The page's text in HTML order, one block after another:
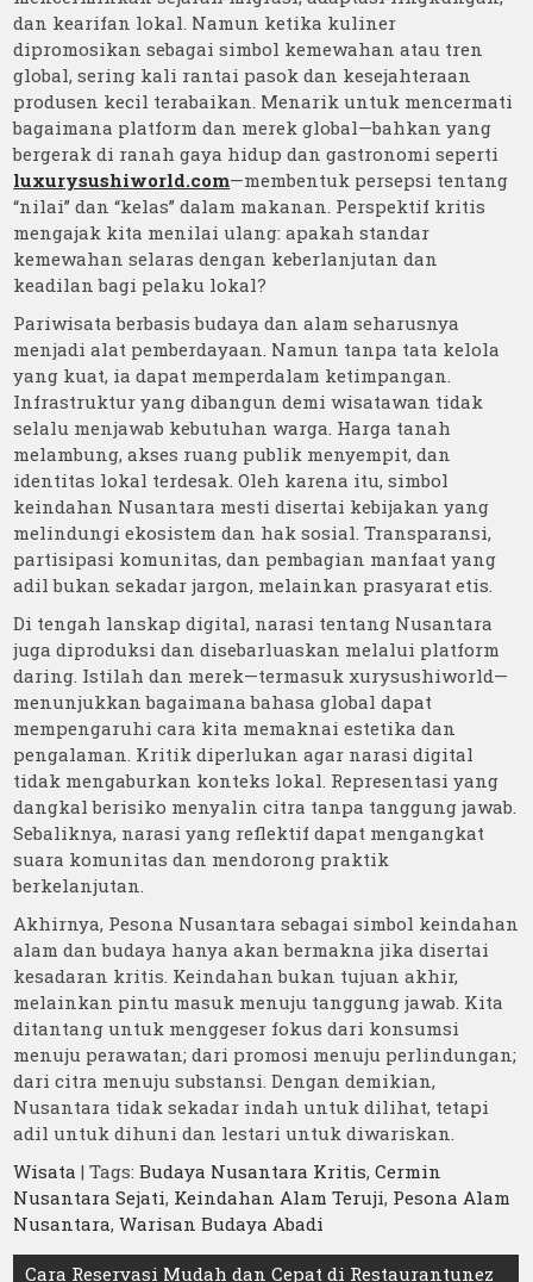
dan kearifan lokal. Namun ketika kuliner
dipromosikan sebagai simbol kemewahan atau tren
global, sering kali rantai pasok dan kesejahteraan
produsen kecil terabaikan. Menarik untuk mencermati
bagaimana platform dan merek global—bahkan yang
bergerak di ranah gaya hidup dan gastronomi seperti
luxurysushiworld.com—membentuk persepsi tentang
“nilai” dan “kelas” dalam makanan. Perspektif kritis
mengajak kita menilai ulang: apakah standar
kemewahan selaras dengan keberlanjutan dan
keadilan bagi pelaku lokal?
Pariwisata berbasis budaya dan alam seharusnya
menjadi alat pemberdayaan. Namun tanpa tata kelola
yang kuat, ia dapat memperdalam ketimpangan.
Infrastruktur yang dibangun demi wisatawan tidak
selalu menjawab kebutuhan warga. Harga tanah
melambung, akses ruang publik menyempit, dan
identitas lokal terdesak. Oleh karena itu, simbol
keindahan Nusantara mesti disertai kebijakan yang
melindungi ekosistem dan hak sosial. Transparansi,
partisipasi komunitas, dan pembagian manfaat yang
adil bukan sekadar jargon, melainkan prasyarat etis.
Di tengah lanskap digital, narasi tentang Nusantara
juga diproduksi dan disebarluaskan melalui platform
daring. Istilah dan merek—termasuk xurysushiworld—
menunjukkan bagaimana bahasa global dapat
mempengaruhi cara kita memaknai estetika dan
pengalaman. Kritik diperlukan agar narasi digital
tidak mengaburkan konteks lokal. Representasi yang
dangkal berisiko menyalin citra tanpa tanggung jawab.
Sebaliknya, narasi yang reflektif dapat mengangkat
suara komunitas dan mendorong praktik
berkelanjutan.
Akhirnya, Pesona Nusantara sebagai simbol keindahan
alam dan budaya hanya akan bermakna jika disertai
kesadaran kritis. Keindahan bukan tujuan akhir,
melainkan pintu masuk menuju tanggung jawab. Kita
ditantang untuk menggeser fokus dari konsumsi
menuju perawatan; dari promosi menuju perlindungan;
dari citra menuju substansi. Dengan demikian,
Nusantara tidak sekadar indah untuk dilihat, tetapi
adil untuk dihuni dan lestari untuk diwariskan.
Wisata | Tags:Budaya Nusantara Kritis,Cermin
Nusantara Sejati, Keindahan Alam Teruji, Pesona Alam
Nusantara,Warisan Budaya Abadi
Post
Cara Reservasi Mudah dan Cepat di Restaurantunez